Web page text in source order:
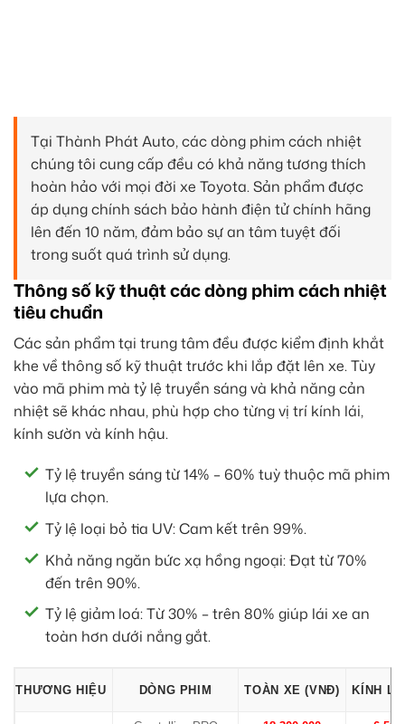
Tại Thành Phát Auto, các dòng phim cách nhiệt
chúng tôi cung cấp đều có khả năng tương thích
hoàn hảo với mọi đời xe Toyota. Sản phẩm được
áp dụng chính sách bảo hành điện tử chính hãng
lên đến 10 năm, đảm bảo sự an tâm tuyệt đối
trong suốt quá trình sử dụng.
Thông số kỹ thuật các dòng phim cách nhiệt
tiêu chuẩn
Các sản phẩm tại trung tâm đều được kiểm định khắt
khe về thông số kỹ thuật trước khi lắp đặt lên xe. Tùy
vào mã phim mà tỷ lệ truyền sáng và khả năng cản
nhiệt sẽ khác nhau, phù hợp cho từng vị trí kính lái,
kính sườn và kính hậu.
Tỷ lệ truyền sáng từ 14% – 60% tuỳ thuộc mã phim
lựa chọn.
Tỷ lệ loại bỏ tia UV: Cam kết trên 99%.
Khả năng ngăn bức xạ hồng ngoại: Đạt từ 70%
đến trên 90%.
Tỷ lệ giảm loá: Từ 30% – trên 80% giúp lái xe an
toàn hơn dưới nắng gắt.
THƯƠNG HIỆU DÒNG PHIM TOÀN XE (VNĐ) KÍNH